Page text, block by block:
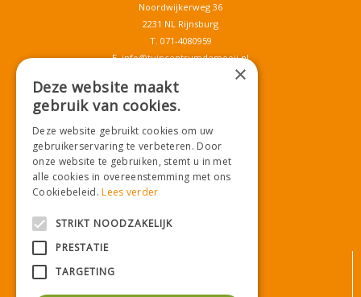
Noordwijkerweg 36
2231 NL Rijnsburg
T. 071-4080959
E.info@tuincentrumdemooij.nl
Download onze App!
×
Deze website maakt
gebruik van cookies.
Deze website gebruikt cookies om uw
gebruikerservaring te verbeteren. Door
onze website te gebruiken, stemt u in met
alle cookies in overeenstemming met ons
Cookiebeleid.Lees verder
STRIKT NOODZAKELIJK
PRESTATIE
TARGETING